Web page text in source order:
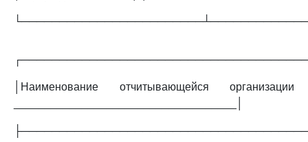
│Наименование отчитывающейся организации